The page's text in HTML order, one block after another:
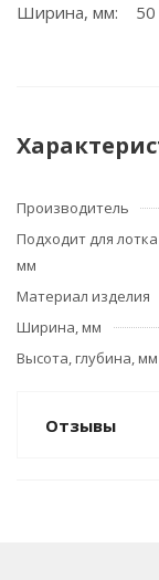
Ширина, мм: 50
Производитель
Подходит для
мм
Материал изделия
Ширина, мм
Высота, глубина, мм
Отзывы